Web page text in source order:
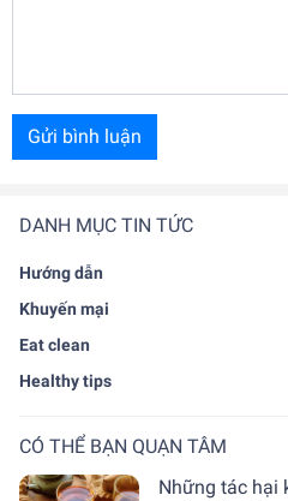
DANH MỤC TIN TỨC
Hướng dẫn
Khuyến mại
Eat clean
Healthy tips
CÓ THỂ BẠN QUẠN TÂM
Những tác hại
Gửi bình luận